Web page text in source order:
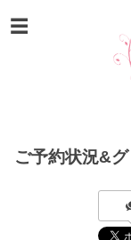
ご予約状況&